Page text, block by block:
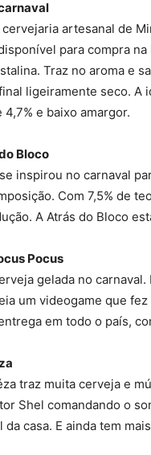
artesanal de
para compra
Traz no aroma e
ligeiramente seco.
e baixo amargor.
Bloco
inspirou no carnaval
Com 7,5% de
A Atrás do Bloco
Pocus
gelada no
um videogame que
em todo o país,
traz muita cerveja e
Shel comandando o
da casa. E ainda tem